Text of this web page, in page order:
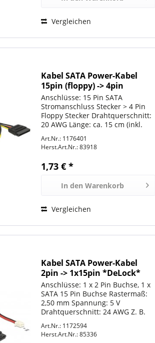
Vergleichen
Kabel SATA Power-Kabel
15pin (floppy) -> 4pin
(gerade) *DeLock*
Anschlüsse: 15 Pin SATA
Stromanschluss Stecker > 4 Pin
Floppy Stecker Drahtquerschnitt:
20 AWG Länge: ca. 15 cm (inkl.
Art.Nr.: 1176401
Herst.Art.Nr.:83918
1,73 € *
In den Warenkorb
Vergleichen
Kabel SATA Power-Kabel
2pin -> 1x15pin *DeLock*
Anschlüsse: 1 x 2 Pin Buchse, 1 x
SATA 15 Pin Buchse Rastermaß:
2,50 mm Spannung: 5 V
Drahtquerschnitt: 24 AWG Z. B.
Länge inkl. Anschlüsse: ca. 20 cm
Art.Nr.: 1172594
Herst.Art.Nr.:85336